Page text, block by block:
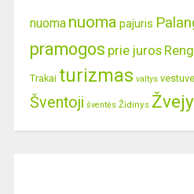
nuoma nuoma pajuris
pramogos prie juros
Trakai turizmas valtys
Šventoji šventės Židinys